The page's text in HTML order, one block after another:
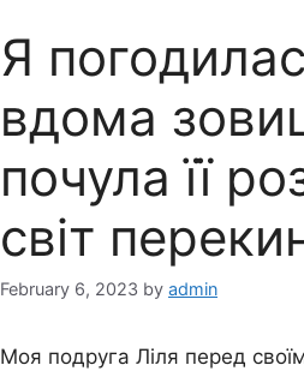
Я
вдома
почула її
світ
February 6, 2023 by admin
Моя подруга Ліля перед